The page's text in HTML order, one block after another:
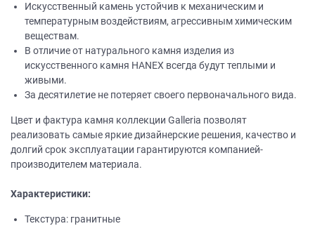
Искусственный камень устойчив к механическим и
температурным воздействиям, агрессивным химическим
веществам.
В отличие от натурального камня изделия из
искусственного камня НANEХ всегда будут теплыми и
живыми.
За десятилетие не потеряет своего первоначального вида.
Цвет и фактура камня коллекции Galleria позволят
реализовать самые яркие дизайнерские решения, качество и
долгий срок эксплуатации гарантируются компанией-
производителем материала.
Характеристики:
Текстура: гранитные